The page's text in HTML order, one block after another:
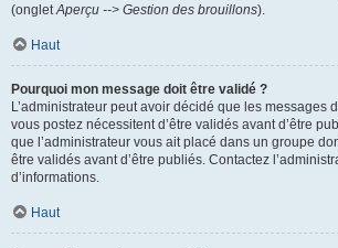
(ongletAperçu --> Gestion des brouillons).
Haut
Pourquoi mon message doit être validé ?
L’administrateur peut avoir décidé que les messages
vous postez nécessitent d’être validés avant d’être
que l’administrateur vous ait placé dans un groupe
être validés avant d’être publiés. Contactez
d’informations.
Haut